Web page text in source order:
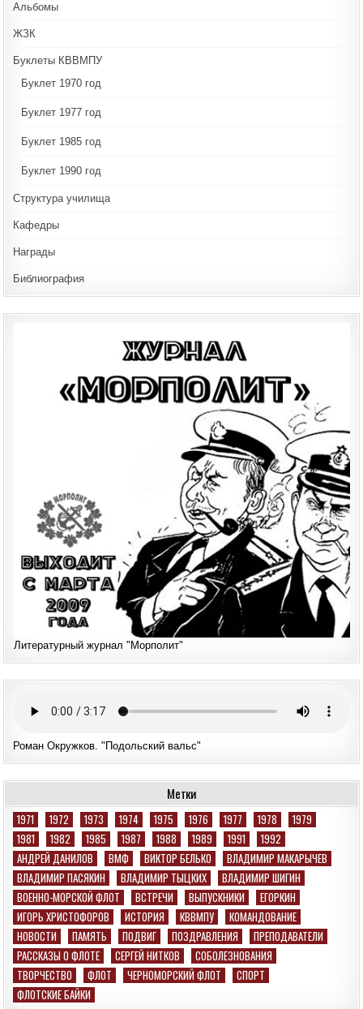
Альбомы
ЖЗК
Буклеты КВВМПУ
Буклет 1970 год
Буклет 1977 год
Буклет 1985 год
Буклет 1990 год
Структура училища
Кафедры
Награды
Библиография
Литературный журнал "Морполит"
Роман Окружков. "Подольский вальс"
Метки
1971 1972 1973 1974 1975 1976 1977 1978
1979
1981
1982 1985 1987 1988 1989 1991
1992
АНДРЕЙ ДАНИЛОВ
ВМФ ВИКТОР БЕЛЬКО
ВЛАДИМИР МАКАРЫЧЕВ
ВЛАДИМИР ПАСЯКИН
ВЛАДИМИР ТЫЦКИХ
ВЛАДИМИР ШИГИН
ВОЕННО-МОРСКОЙ ФЛОТ
ВСТРЕЧИ ВЫПУСКНИКИ
ЕГОРКИН
ИГОРЬ ХРИСТОФОРОВ
ИСТОРИЯ КВВМПУ
КОМАНДОВАНИЕ
НОВОСТИ
ПАМЯТЬ ПОДВИГ ПОЗДРАВЛЕНИЯ
ПРЕПОДАВАТЕЛИ
РАССКАЗЫ О ФЛОТЕ
СЕРГЕЙ НИТКОВ
СОБОЛЕЗНОВАНИЯ
ТВОРЧЕСТВО
ФЛОТ ЧЕРНОМОРСКИЙ ФЛОТ
СПОРТ
ФЛОТСКИЕ БАЙКИ